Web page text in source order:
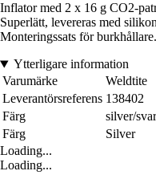
Inflator med 2 x 16 g CO2-
Superlätt, levereras med
Monteringssats för burkhållare.
Ytterligare information
Varumärke
Weldtite
Leverantörsreferens 138402
Färg
silver/
Färg
Silver
Loading...
Loading...